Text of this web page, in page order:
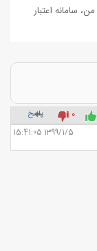
من، سامانه اعتبار
پاسخ 0
1399/1/5 15:41:05